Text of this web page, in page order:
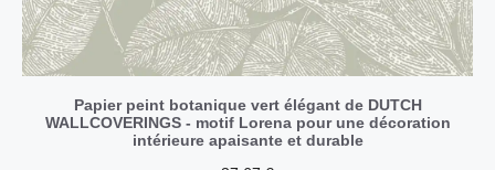
Papier peint botanique vert élégant de DUTCH
WALLCOVERINGS - motif Lorena pour une décoration
intérieure apaisante et durable